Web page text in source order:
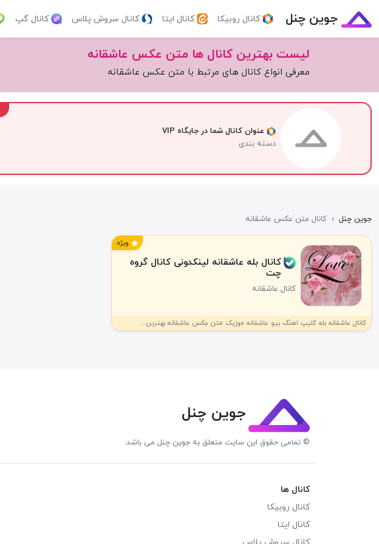
جوین چنل کانال روبیکا کانال ایتا کانال سروش پلاس کانال گپ
لیست بهترین کانال ها متن عکس عاشقانه
معرفی انواع کانال های مرتبط با متن عکس عاشقانه
عنوان کانال شما در جایگاه VIP
دسته بندی
جوین چنل › کانال متن عکس عاشقانه
ویژه
کانال بله عاشقانه لینکدونی کانال گروه
چت
کانال عاشقانه
کانال عاشقانه بله کلیپ اهنگ بیو عاشقانه موزیک متن عکس عاشقانه بهترین...
جوین چنل
© تمامی حقوق این سایت متعلق به جوین چنل می باشد.
کانال ها
کانال روبیکا
کانال ایتا